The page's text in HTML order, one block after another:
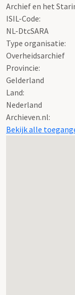
Archief en het
ISIL-Code:
NL-DtcSARA
Type organisatie:
Overheidsarchief
Provincie:
Gelderland
Land:
Nederland
Archieven.nl:
Bekijk alle